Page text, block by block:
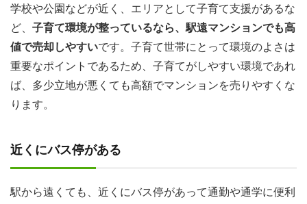
学校や公園などが近く、エリアとして子育て支援があるな
ど、 子育て環境が整っているなら、駅遠マンションでも高
値で売却しやすいです。子育て世帯にとって環境のよさは
重要なポイントであるため、子育てがしやすい環境であれ
ば、多少立地が悪くても高額でマンションを売りやすくな
ります。
近くにバス停がある
駅から遠くても、近くにバス停があって通勤や通学に便利